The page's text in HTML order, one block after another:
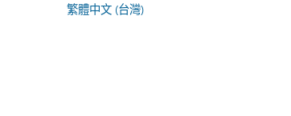
繁體中文 (台灣)